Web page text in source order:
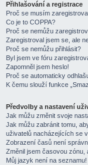
Přihlašování a registrace
Proč se musím
Co je to COPPA?
Proč se nemůžu
Zaregistroval jsem se, ale
Proč se nemůžu přihlásit?
Byl jsem ve fóru
Zapomněl jsem heslo!
Proč se automaticky
K čemu slouží funkce
Předvolby a nastavení
Jak můžu změnit svoje
Jak můžu zabránit tomu,
uživatelů nacházejících se
Zobrazení časů není
Změnil jsem časovou zónu,
Můj jazyk není na seznamu!